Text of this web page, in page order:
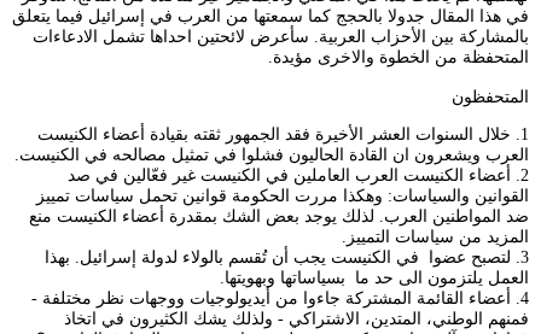
في هذا المقال جدولا بالحجج كما سمعتها من العرب في إسرائيل فيما يتعلق
بالمشاركة بين الأحزاب العربية. سأعرض لائحتين احداها تشمل الادعاءات
المتحفظة من الخطوة والاخرى مؤيدة.
المتحفظون
1. خلال السنوات العشر الأخيرة فقد الجمهور ثقته بقيادة أعضاء الكنيست
العرب ويشعرون ان القادة الحاليون فشلوا في تمثيل مصالحه في الكنيست.
2. أعضاء الكنيست العرب العاملين في الكنيست غير فعّالين في صد
القوانين والسياسات: وهكذا مررت الحكومة قوانين تحمل سياسات تمييز
ضد المواطنين العرب. لذلك يوجد بعض الشك بمقدرة أعضاء الكنيست منع
المزيد من سياسات التمييز.
3. لتصبح عضوا في الكنيست يجب أن تُقسم بالولاء لدولة إسرائيل. بهذا
العمل يلتزمون الى حد ما بسياساتها وبهويتها.
4. أعضاء القائمة المشتركة جاءوا من أيديولوجيات ووجهات نظر مختلفة -
فمنهم الوطني، المتدين، الاشتراكي - ولذلك يشك الكثيرون في اتخاذ